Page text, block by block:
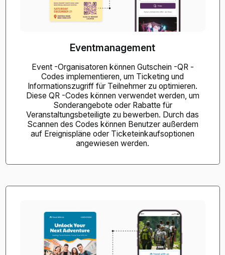
Eventmanagement
Event -Organisatoren können Gutschein -QR -
Codes implementieren, um Ticketing und
Informationszugriff für Teilnehmer zu optimieren.
Diese QR -Codes können verwendet werden, um
Sonderangebote oder Rabatte für
Veranstaltungsbeteiligte zu bewerben. Durch das
Scannen des Codes können Benutzer außerdem
auf Ereignispläne oder Ticketeinkaufsoptionen
angewiesen werden.